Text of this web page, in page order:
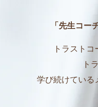
「先生コ
トラスト
ト
学び続けている